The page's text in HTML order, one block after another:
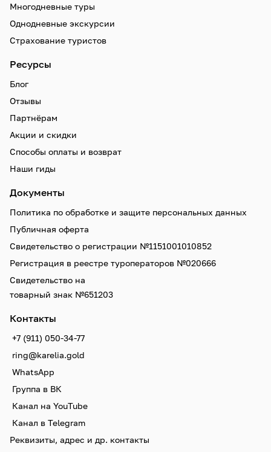
Многодневные туры
Однодневные экскурсии
Страхование туристов
Ресурсы
Блог
Отзывы
Партнёрам
Акции и скидки
Способы оплаты и возврат
Наши гиды
Документы
Политика по обработке и защите персональных данных
Публичная оферта
Свидетельство о регистрации №1151001010852
Регистрация в реестре туроператоров №020666
Свидетельство на
товарный знак №651203
Контакты
+7 (911) 050-34-77
ring@karelia.gold
WhatsApp
Группа в ВК
Канал на YouTube
Канал в Telegram
Реквизиты, адрес и др. контакты